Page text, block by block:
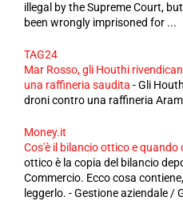
illegal by the Supreme Court,
been wrongly imprisoned for ...
TAG24
Mar Rosso, gli Houthi
una raffineria saudita -Gli
droni contro una raffineria
Money.it
Cos'è il bilancio ottico e quando
ottico è la copia del bilancio
Commercio. Ecco cosa
leggerlo. - Gestione aziendale /